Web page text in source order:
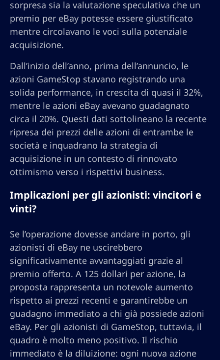
sorpresa sia la valutazione speculativa che un
premio per eBay potesse essere giustificato
mentre circolavano le voci sulla potenziale
acquisizione.
Dall’inizio dell’anno, prima dell’annuncio, le
azioni GameStop stavano registrando una
solida performance, in crescita di quasi il 32%,
mentre le azioni eBay avevano guadagnato
circa il 20%. Questi dati sottolineano la recente
ripresa dei prezzi delle azioni di entrambe le
società e inquadrano la strategia di
acquisizione in un contesto di rinnovato
ottimismo verso i rispettivi business.
Implicazioni per gli azionisti: vincitori e
vinti?
Se l’operazione dovesse andare in porto, gli
azionisti di eBay ne uscirebbero
significativamente avvantaggiati grazie al
premio offerto. A 125 dollari per azione, la
proposta rappresenta un notevole aumento
rispetto ai prezzi recenti e garantirebbe un
guadagno immediato a chi già possiede azioni
eBay. Per gli azionisti di GameStop, tuttavia, il
quadro è molto meno positivo. Il rischio
immediato è la diluizione: ogni nuova azione